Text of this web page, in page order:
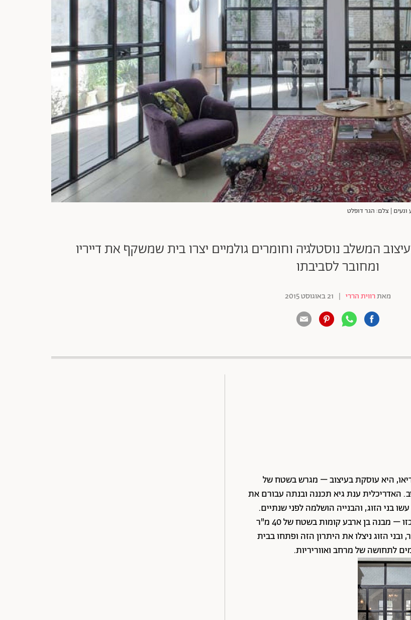
ונעים | צלם: הגר דופלט
המשלב נוסטלגיה וחומרים גולמיים יצרו בית שמשקף את דייריו
ומחובר לסביבתו
מאתרווית הררי | 21 באוגוסט 2015
היא עוסקת בעיצוב – מגרש בשטח של
האדריכלית ענת גיא תכננה ובנתה עבורם את
בני הזוג, והבנייה הושלמה לפני שנתיים.
המגרש הקטן חייב בנייה לגובה והבית הצר מתנשא לגובה ממרכזו – מבנה בן ארבע קומות בשטח של 40 מ"ר
הזוג ניצלו את היתרון הזה ופתחו בבית
לתחושה של מרחב ואווריריות.